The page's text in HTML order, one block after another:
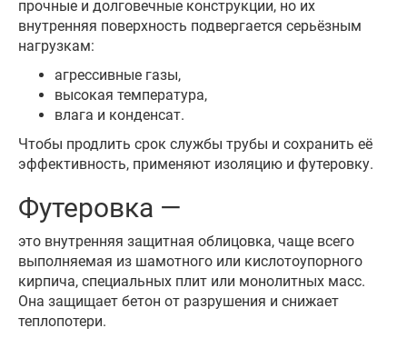
прочные и долговечные конструкции, но их
внутренняя поверхность подвергается серьёзным
нагрузкам:
агрессивные газы,
высокая температура,
влага и конденсат.
Чтобы продлить срок службы трубы и сохранить её
эффективность, применяют изоляцию и футеровку.
Футеровка —
это внутренняя защитная облицовка, чаще всего
выполняемая из шамотного или кислотоупорного
кирпича, специальных плит или монолитных масс.
Она защищает бетон от разрушения и снижает
теплопотери.